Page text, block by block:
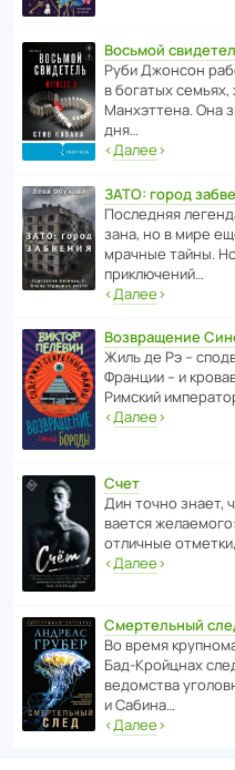
Восьмой
Руби Джонсон
в богатых
Манх­эт­тена. Она
дня…
‹Далее›
ЗАТО: город
После­дняя
зана, но в мире
мрачные тайны.
приключений…
‹Далее›
Возвращение
Жиль де Рэ –
Франции – и
Римский
‹Далее›
Счет
Дин точно знает,
ва­ется
отли­чные
‹Далее›
Смертельный
Во время
Бад‑Крой­цнах
ведомства
и Сабина…
‹Далее›